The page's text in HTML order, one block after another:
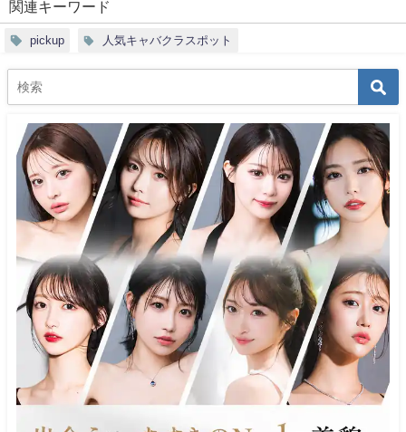
関連キーワード
pickup 人気キャバクラスポット